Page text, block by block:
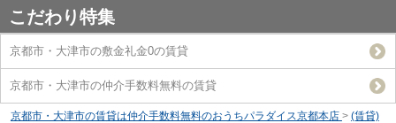
こだわり特集
京都市・大津市の敷金礼金0の賃貸
京都市・大津市の仲介手数料無料の賃貸
京都市・大津市の賃貸は仲介手数料無料のおうちパラダイス京都本店 > (賃貸)